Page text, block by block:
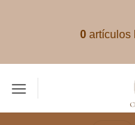
0artículos